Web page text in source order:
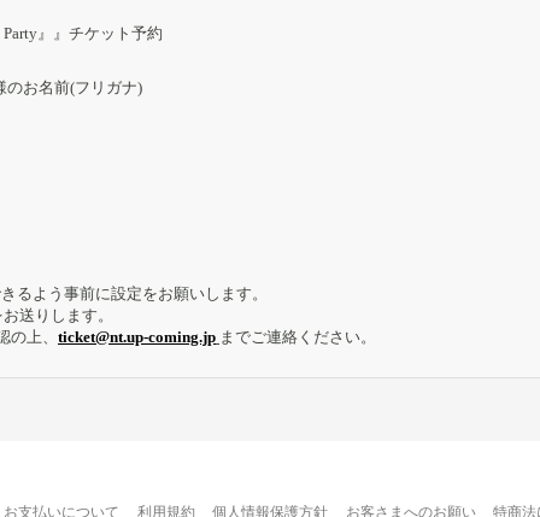
』』チケット予約
のお名前(フリガナ)
るよう事前に設定をお願いします。
送りします。
上、 ticket@nt.up-coming.jp までご連絡ください。
お支払いについて 利用規約 個人情報保護方針 お客さまへのお願い 特商法